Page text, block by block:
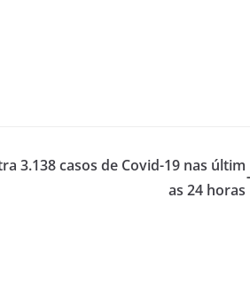
3.138 casos de Covid-19 nas últim
as 24 horas